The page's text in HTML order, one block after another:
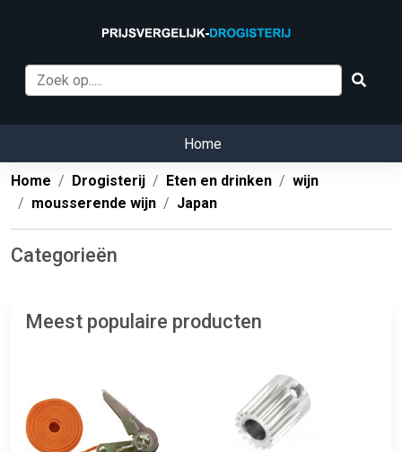
Home
Home Drogisterij Eten en drinken
wijn
mousserende wijn
Japan
Categorieën
Meest populaire producten